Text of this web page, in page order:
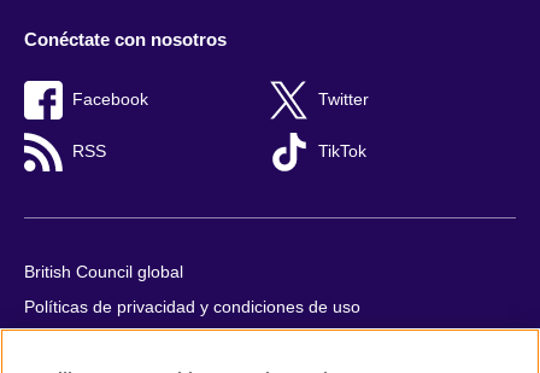
Conéctate con nosotros
Facebook Twitter
RSS TikTok
British Council global
Políticas de privacidad y condiciones de uso